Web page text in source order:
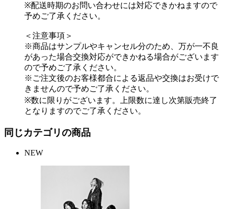
※配送時期のお問い合わせには対応できかねますので
予めご了承ください。
＜注意事項＞
※商品はサンプルやキャンセル分のため、万が一不良
があった場合交換対応ができかねる場合がございます
ので予めご了承ください。
※ご注文後のお客様都合による返品や交換はお受けで
きませんので予めご了承ください。
※数に限りがございます。上限数に達し次第販売終了
となりますのでご了承ください。
同じカテゴリの商品
NEW